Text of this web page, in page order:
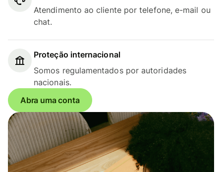
Atendimento ao cliente por telefone, e-mail ou
chat.
Proteção internacional
Somos regulamentados por autoridades
nacionais.
Abra uma conta